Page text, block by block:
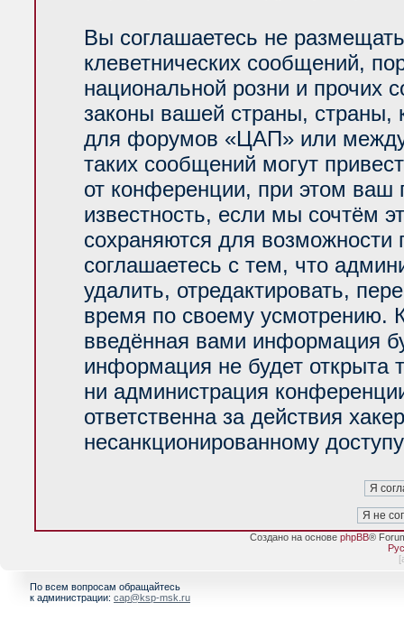
Вы соглашаетесь не
клеветнических сообщений,
национальной розни и прочих
законы вашей страны, страны,
для форумов «ЦАП» или
таких сообщений могут
от конференции, при этом ваш
известность, если мы сочтём
сохраняются для возможности
соглашаетесь с тем, что
удалить, отредактировать,
время по своему усмотрению.
введённая вами информация
информация не будет открыта
ни администрация
ответственна за действия
несанкционированному
Создано на основе phpBB®
[
По всем вопросам обращайтесь
к администрации: cap@ksp-msk.ru